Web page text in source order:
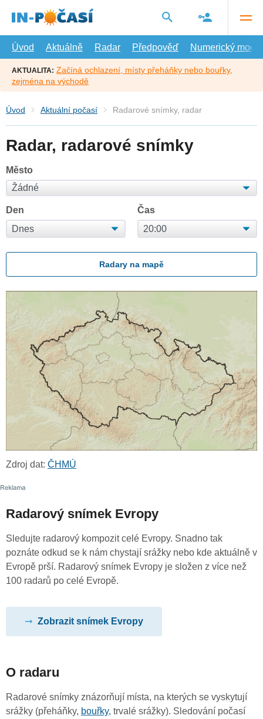
hlavní
Úvod
Aktuálně Radar Předpověď Numerický model
AKTUALITA: Začíná ochlazení, místy přeháňky nebo bouřky,
zejména na východě
Úvod Aktuální počasí Radarové snímky, radar
Radar, radarové snímky
Město
Den Čas
Radary na mapě
Zdroj dat: ČHMÚ
Radarový snímek Evropy
Sledujte radarový kompozit celé Evropy. Snadno tak
poznáte odkud se k nám chystají srážky nebo kde aktuálně v
Evropě prší. Radarový snímek Evropy je složen z více než
100 radarů po celé Evropě.
Zobrazit snímek Evropy
O radaru
Radarové snímky znázorňují místa, na kterých se vyskytují
srážky (přeháňky, bouřky, trvalé srážky). Sledování počasí